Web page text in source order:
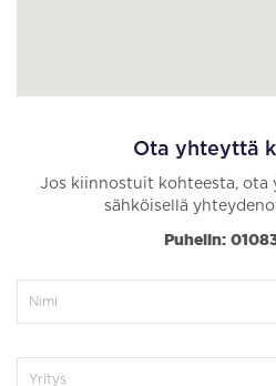
Ota yhteyttä
Jos kiinnostuit kohteesta, ota
sähköisellä
Puhelin: